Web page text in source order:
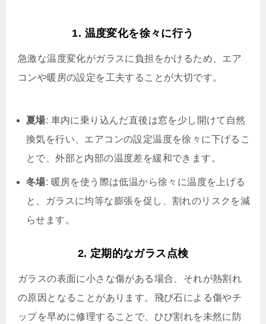
1. 温度変化を徐々に行う
急激な温度変化がガラスに負担をかけるため、エア
コンや暖房の設定を工夫することが大切です。
夏場: 車内に乗り込んだ直後は窓を少し開けて自然
換気を行い、エアコンの設定温度を徐々に下げるこ
とで、外部と内部の温度差を緩和できます。
冬場: 暖房を使う際は低温から徐々に温度を上げる
と、ガラスに均等な膨張を促し、割れのリスクを減
らせます。
2. 定期的なガラス点検
ガラスの表面に小さな傷がある場合、それが熱割れ
の原因となることがあります。飛び石による傷やチ
ップを早めに修理することで、ひび割れを未然に防